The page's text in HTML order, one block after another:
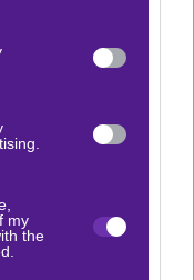
in below Google
my
the
το διπλό.
στο
instagram
της ημέρας